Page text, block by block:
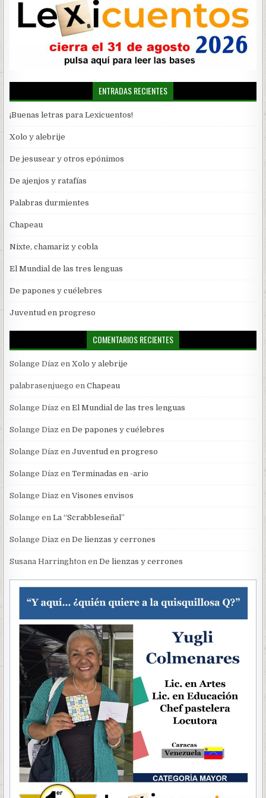
ENTRADAS RECIENTES
¡Buenas letras para Lexicuentos!
Xolo y alebrije
De jesusear y otros epónimos
De ajenjos y ratafías
Palabras durmientes
Chapeau
Nixte, chamariz y cobla
El Mundial de las tres lenguas
De papones y cuélebres
Juventud en progreso
COMENTARIOS RECIENTES
Solange Díaz enXolo y alebrije
palabrasenjuego enChapeau
Solange Díaz enEl Mundial de las tres lenguas
Solange Diaz enDe papones y cuélebres
Solange Díaz enJuventud en progreso
Solange Díaz enTerminadas en -ario
Solange Diaz enVisones envisos
Solange enLa “Scrabbleseñal”
Solange Diaz enDe lienzas y cerrones
Susana Harringhton enDe lienzas y cerrones